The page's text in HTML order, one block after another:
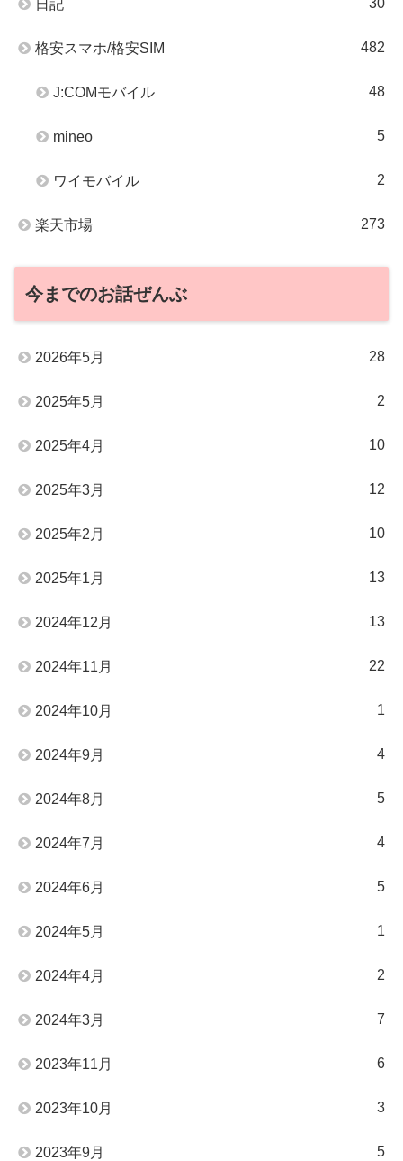
日記
格安スマホ/格安SIM 482
J:COMモバイル 48
mineo 5
ワイモバイル 2
楽天市場 273
今までのお話ぜんぶ
2026年5月 28
2025年5月 2
2025年4月 10
2025年3月 12
2025年2月 10
2025年1月 13
2024年12月 13
2024年11月 22
2024年10月 1
2024年9月 4
2024年8月 5
2024年7月 4
2024年6月 5
2024年5月 1
2024年4月 2
2024年3月 7
2023年11月 6
2023年10月 3
2023年9月 5